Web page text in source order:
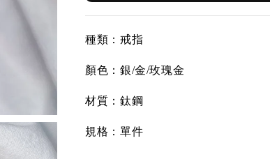
種類：戒指
顏色：銀/金/玫瑰金
材質：鈦鋼
規格：單件